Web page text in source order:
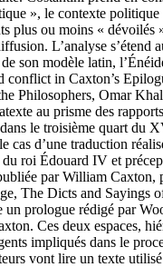
», le contexte
plus ou moins « dévoilés
L’analyse s’étend
son modèle latin, l’
conflict in Caxton’s
Philosophers, Omar
au prisme des
le troisième quart du
cas d’une traduction
roi Édouard IV et
par William Caxton,
The Dicts and Sayings
un prologue rédigé par
Ces deux espaces,
impliqués dans le
vont lire un texte